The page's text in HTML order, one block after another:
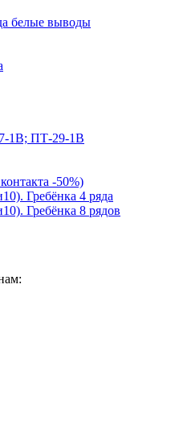
белые выводы
1В; ПТ-29-1В
-50%)
Гребёнка 4 ряда
Гребёнка 8 рядов